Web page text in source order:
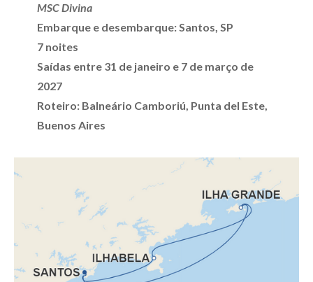
MSC Divina
Embarque e desembarque: Santos, SP
7 noites
Saídas entre 31 de janeiro e 7 de março de
2027
Roteiro: Balneário Camboriú, Punta del Este,
Buenos Aires